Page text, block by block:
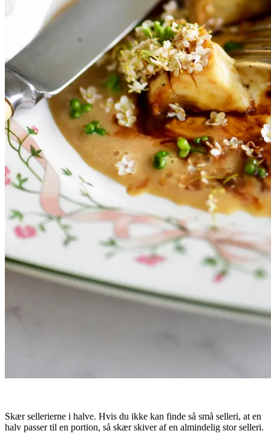
Skær sellerierne i halve. Hvis du ikke kan finde så små selleri, at en
halv passer til en portion, så skær skiver af en almindelig stor selleri.